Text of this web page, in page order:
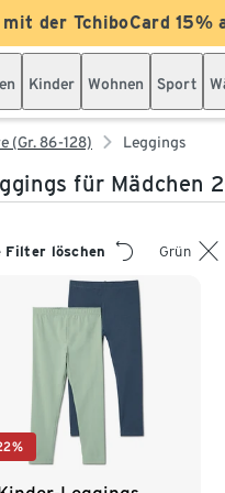
der TchiboCard
Kinder Wohnen Sport
(Gr. 86-128) Leggings
für Mädchen
Filter löschen Grün